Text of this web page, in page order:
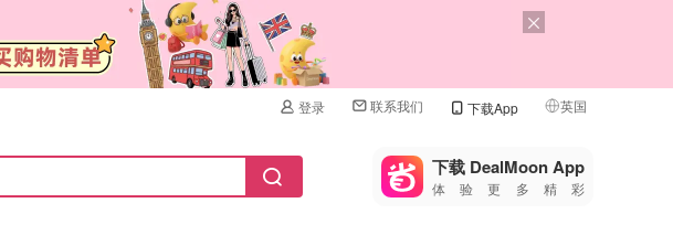
登录 联系我们 下载App 英国
🇺🇸
🇨🇳 中国
下载 DealMoon App
体验更多精彩